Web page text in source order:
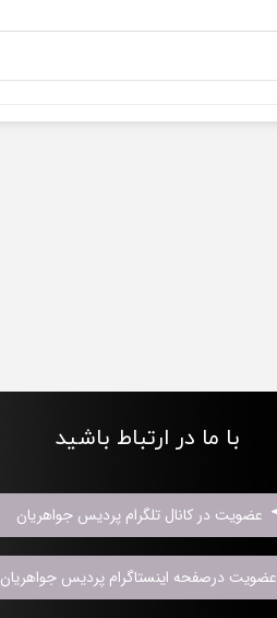
با ما در ارتباط باشید
عضویت در کانال تلگرام پردیس جواهریان
عضویت درصفحه اینستاگرام پردیس جواهریان